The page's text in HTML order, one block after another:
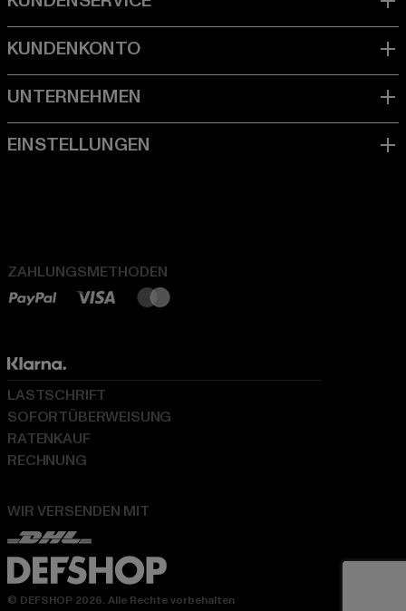
ZAHLUNGSMETHODEN
WIR VERSENDEN MIT
LASTSCHRIFT
SOFORTÜBERWEISUNG
RATENKAUF
RECHNUNG
© DEFSHOP 2026. Alle Rechte vorbehalten